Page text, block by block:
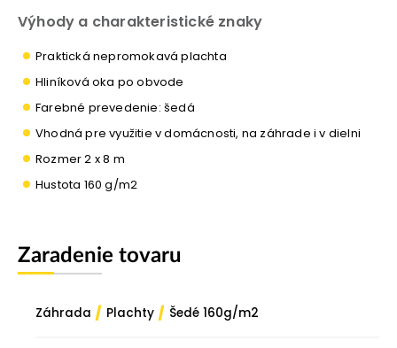
Výhody a charakteristické znaky
Praktická nepromokavá plachta
Hliníková oka po obvode
Farebné prevedenie: šedá
Vhodná pre využitie v domácnosti, na záhrade i v dielni
Rozmer 2 x 8 m
Hustota 160 g/m2
Zaradenie tovaru
Záhrada / Plachty / Šedé 160g/m2